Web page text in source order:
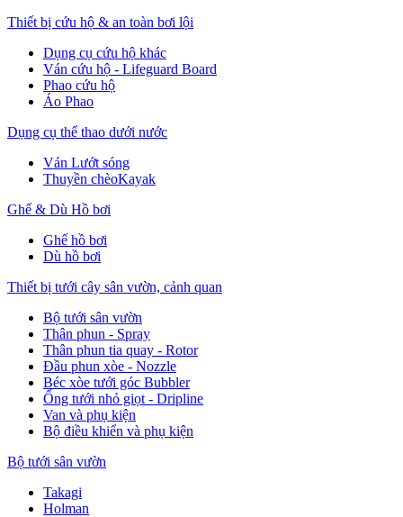
Thiết bị cứu hộ & an toàn bơi lội
Dụng cụ cứu hộ khác
Ván cứu hộ - Lifeguard Board
Phao cứu hộ
Áo Phao
Dụng cụ thể thao dưới nước
Ván Lướt sóng
Thuyền chèoKayak
Ghế & Dù Hồ bơi
Ghế hồ bơi
Dù hồ bơi
Thiết bị tưới cây sân vườn, cảnh quan
Bộ tưới sân vườn
Thân phun - Spray
Thân phun tia quay - Rotor
Đầu phun xòe - Nozzle
Béc xòe tưới góc Bubbler
Ống tưới nhỏ giọt - Dripline
Van và phụ kiện
Bộ điều khiển và phụ kiện
Bộ tưới sân vườn
Takagi
Holman